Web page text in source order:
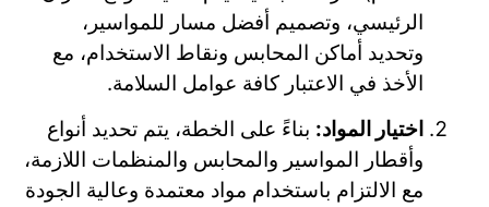
الرئيسي، وتصميم أفضل مسار للمواسير،
وتحديد أماكن المحابس ونقاط الاستخدام، مع
الأخذ في الاعتبار كافة عوامل السلامة.
اختيار المواد: بناءً على الخطة، يتم تحديد أنواع
وأقطار المواسير والمحابس والمنظمات اللازمة،
مع الالتزام باستخدام مواد معتمدة وعالية الجودة